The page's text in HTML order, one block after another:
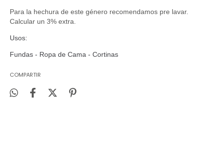
Para la hechura de este género recomendamos pre lavar.
Calcular un 3% extra.
Usos:
Fundas - Ropa de Cama - Cortinas
COMPARTIR